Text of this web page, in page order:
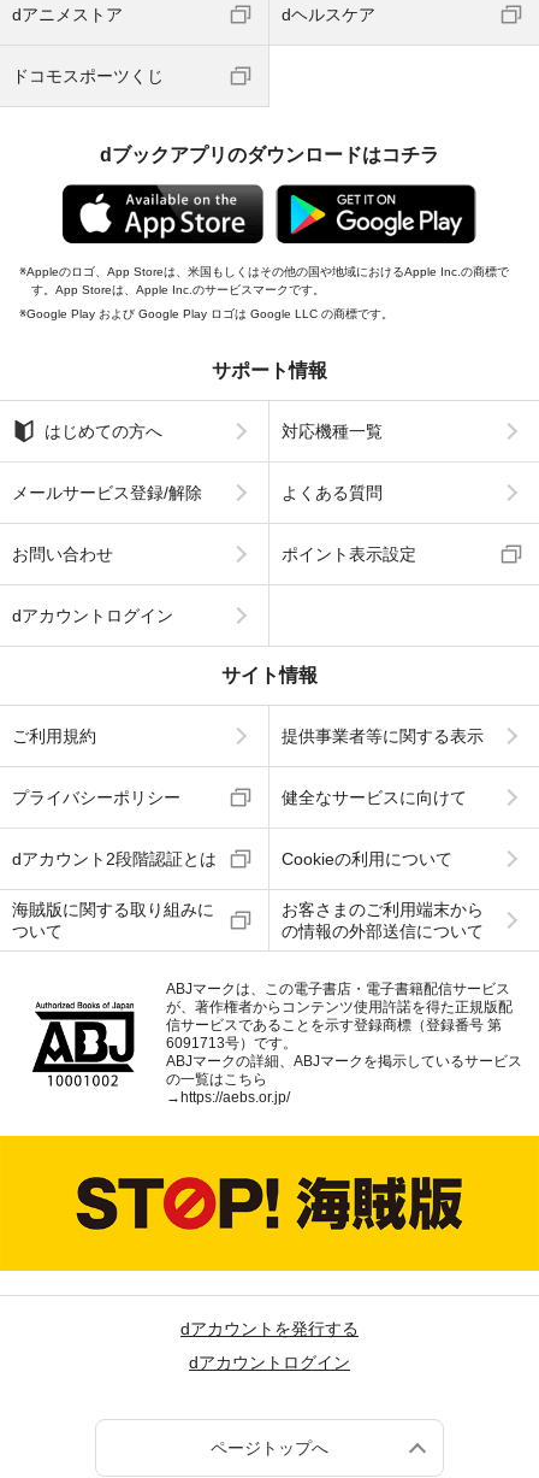
dアニメストア dヘルスケア
ドコモスポーツくじ
dブックアプリのダウンロードはコチラ
Appleのロゴ、App Storeは、米国もしくはその他の国や地域におけるApple Inc.の商標で
す。App Storeは、Apple Inc.のサービスマークです。
Google Play および Google Play ロゴは Google LLC の商標です。
サポート情報
はじめての方へ 対応機種一覧
メールサービス登録/解除 よくある質問
お問い合わせ ポイント表示設定
dアカウントログイン
サイト情報
ご利用規約 提供事業者等に関する表示
プライバシーポリシー 健全なサービスに向けて
dアカウント2段階認証とは Cookieの利用について
海賊版に関する取り組みに
ついて
お客さまのご利用端末から
の情報の外部送信について
ABJマークは、この電子書店・電子書籍配信サービス
が、著作権者からコンテンツ使用許諾を得た正規版配
信サービスであることを示す登録商標（登録番号 第
6091713号）です。
ABJマークの詳細、ABJマークを掲示しているサービス
の一覧はこちら
→ https://aebs.or.jp/
dアカウントを発行する
dアカウントログイン
ページトップへ